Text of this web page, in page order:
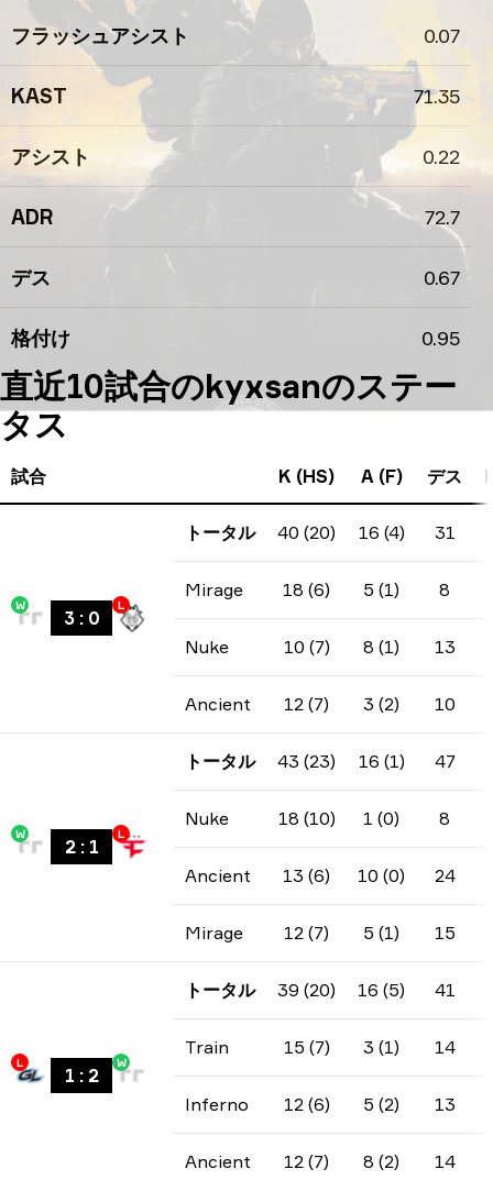
フラッシュアシスト 0.07
KAST 71.35
アシスト 0.22
ADR 72.7
デス 0.67
格付け 0.95
直近10試合のkyxsanのステー
タス
試合 K (HS) A (F) デス
W
3: 0
L
トータル 40 (20) 16 (4) 31
Mirage 18 (6) 5 (1) 8
Nuke 10 (7) 8 (1) 13
Ancient 12 (7) 3 (2) 10
W
2: 1
L
トータル 43 (23) 16 (1) 47
Nuke 18 (10) 1 (0) 8
Ancient 13 (6) 10 (0) 24
Mirage 12 (7) 5 (1) 15
L
1 : 2
W
トータル 39 (20) 16 (5) 41
Train 15 (7) 3 (1) 14
Inferno 12 (6) 5 (2) 13
Ancient 12 (7) 8 (2) 14